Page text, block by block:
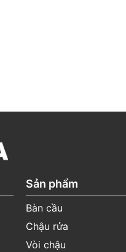
Sản phẩm
Bàn cầu
Chậu rửa
Vòi chậu